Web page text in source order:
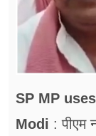
अन्य खबरें
SP MP
Modi : पीएम